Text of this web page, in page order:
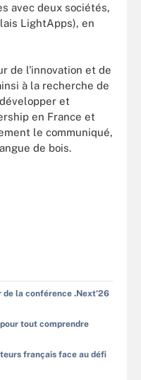
avec deux sociétés,
LightApps), en
de l'innovation et de
à la recherche de
et
en France et
le communiqué,
de bois.
de la conférence .Next'26
tout comprendre
français face au défi